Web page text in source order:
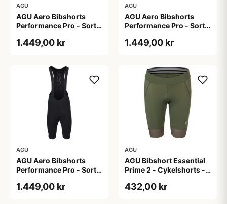
AGU
AGU Aero Bibshorts
Performance Pro - Sort -
1.449,00 kr
AGU
AGU Aero Bibshorts
Performance Pro - Sort -
1.449,00 kr
AGU
AGU Aero Bibshorts
Performance Pro - Sort -
1.449,00 kr
AGU
AGU Bibshort Essential
Prime 2 - Cykelshorts -
2XL
432,00 kr